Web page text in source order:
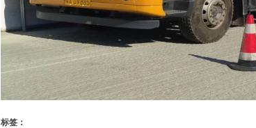
标签：